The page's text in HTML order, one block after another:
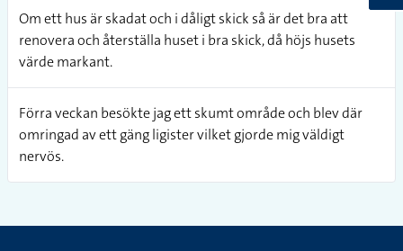
Om ett hus är skadat och i dåligt skick så är det bra att
renovera och återställa huset i bra skick, då höjs husets
värde markant.
Förra veckan besökte jag ett skumt område och blev där
omringad av ett gäng ligister vilket gjorde mig väldigt
nervös.